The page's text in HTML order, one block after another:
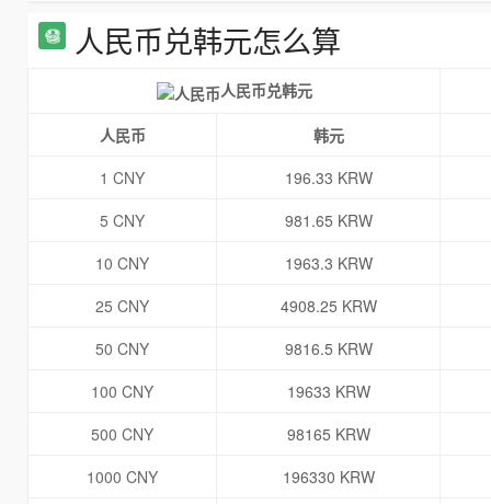
人民币兑韩元怎么算
人民币兑韩元
人民币
韩元
1 CNY
196.33 KRW
5 CNY
981.65 KRW
10 CNY
1963.3 KRW
25 CNY
4908.25 KRW
50 CNY
9816.5 KRW
100 CNY
19633 KRW
500 CNY
98165 KRW
1000 CNY
196330 KRW